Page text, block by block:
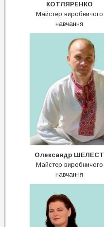
КОТЛЯРЕНКО
Майстер виробничого
навчання
Олександр ШЕЛЕСТ
Майстер виробничого
навчання